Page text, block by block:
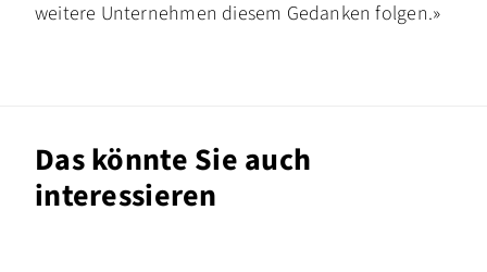
weitere Unternehmen diesem Gedanken folgen.»
Das könnte Sie auch
interessieren